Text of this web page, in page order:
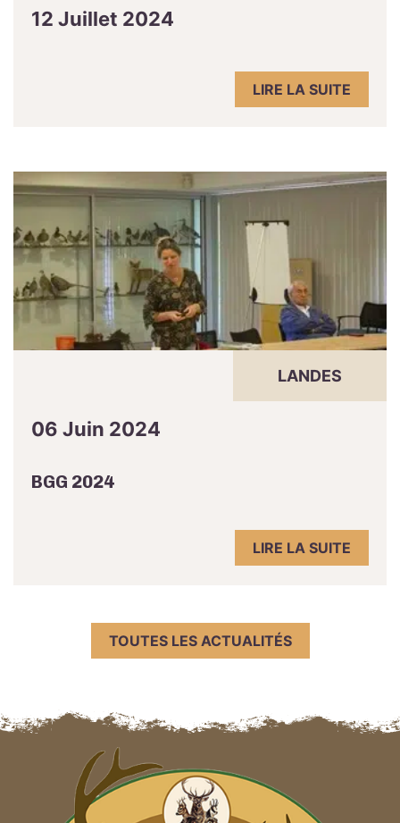
12 Juillet 2024
LIRE LA SUITE
LANDES
06 Juin 2024
BGG 2024
LIRE LA SUITE
TOUTES LES ACTUALITÉS